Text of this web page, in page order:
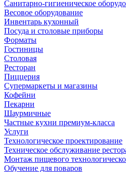
Санитарно-гигиеническое
Весовое оборудование
Инвентарь кухонный
Посуда и столовые приборы
Форматы
Гостиницы
Столовая
Ресторан
Пиццерия
Супермаркеты и магазины
Кофейни
Пекарни
Шаурмичные
Частные кухни премиум-класса
Услуги
Технологическое проектирование
Техническое обслуживание
Монтаж пищевого
Обучение для поваров